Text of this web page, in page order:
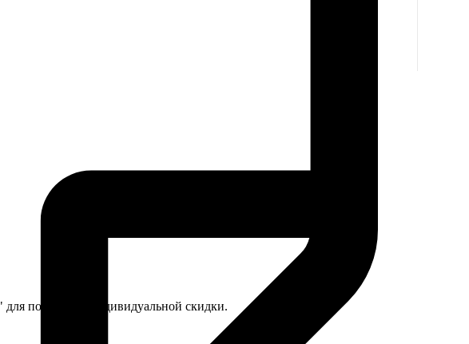
получения индивидуальной скидки.